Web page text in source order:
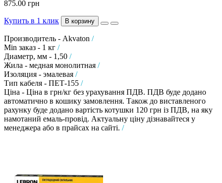
875.00 грн
Купить в 1 клик В корзину
Производитель - Akvaton /
Min заказ - 1 кг /
Диаметр, мм - 1,50 /
Жила - медная монолитная /
Изоляция - эмалевая /
Тип кабеля - ПЕТ-155 /
Ціна - Ціна в грн/кг без урахування ПДВ. ПДВ буде додано
автоматично в кошику замовлення. Також до виставленого
рахунку буде додано вартість котушки 120 грн із ПДВ, на яку
намотаний емаль-провід. Актуальну ціну дізнавайтеся у
менеджера або в прайсах на сайті. /